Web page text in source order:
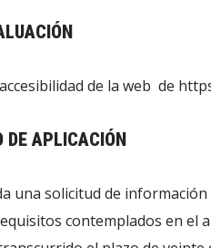
de la web de
DE APLICACIÓN
una solicitud de
contemplados en el